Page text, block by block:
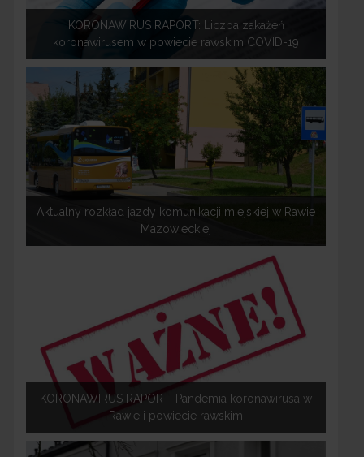
KORONAWIRUS RAPORT: Liczba zakażeń
koronawirusem w powiecie rawskim COVID-19
Aktualny rozkład jazdy komunikacji miejskiej w Rawie
Mazowieckiej
KORONAWIRUS RAPORT: Pandemia koronawirusa w
Rawie i powiecie rawskim